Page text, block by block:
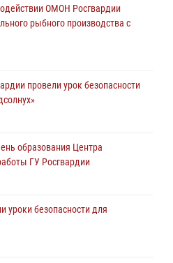
1
в Большом семейном фестивале
Росгвардии обнаружили
слуха и помогли ему вернуться
СОБР Росгвардии задержаны
действиях
участие в чемпионатах Северо-
гвардии РФ по спортивному и
ОМОН Росгвардии
рыбного производства с
провели урок безопасности
образования Центра
ГУ Росгвардии
уроки безопасности для